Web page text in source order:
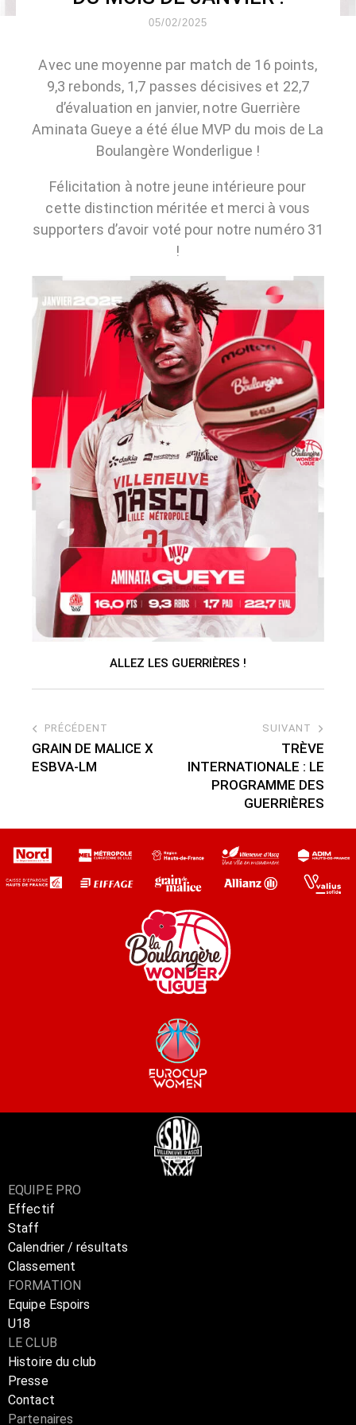
05/02/2025
Avec une moyenne par match de 16 points,
9,3 rebonds, 1,7 passes décisives et 22,7
d’évaluation en janvier, notre Guerrière
Aminata Gueye a été élue MVP du mois de La
Boulangère Wonderligue !
Félicitation à notre jeune intérieure pour
cette distinction méritée et merci à vous
supporters d’avoir voté pour notre numéro 31
!
ALLEZ LES GUERRIÈRES !
PRÉCÉDENT
GRAIN DE MALICE X
ESBVA-LM
SUIVANT
TRÈVE
INTERNATIONALE : LE
PROGRAMME DES
GUERRIÈRES
EQUIPE PRO
Effectif
Staff
Calendrier / résultats
Classement
FORMATION
Equipe Espoirs
U18
LE CLUB
Histoire du club
Presse
Contact
Partenaires